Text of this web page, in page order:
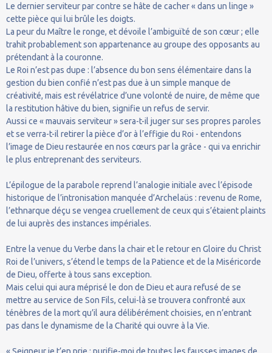
Le dernier serviteur par contre se hâte de cacher « dans un linge »
cette pièce qui lui brûle les doigts.
La peur du Maître le ronge, et dévoile l’ambiguïté de son cœur ; elle
trahit probablement son appartenance au groupe des opposants au
prétendant à la couronne.
Le Roi n’est pas dupe : l’absence du bon sens élémentaire dans la
gestion du bien confié n’est pas due à un simple manque de
créativité, mais est révélatrice d’une volonté de nuire, de même que
la restitution hâtive du bien, signifie un refus de servir.
Aussi ce « mauvais serviteur » sera-t-il juger sur ses propres paroles
et se verra-t-il retirer la pièce d’or à l’effigie du Roi - entendons
l’image de Dieu restaurée en nos cœurs par la grâce - qui va enrichir
le plus entreprenant des serviteurs.
L’épilogue de la parabole reprend l’analogie initiale avec l’épisode
historique de l’intronisation manquée d’Archelaüs : revenu de Rome,
l’ethnarque déçu se vengea cruellement de ceux qui s’étaient plaints
de lui auprès des instances impériales.
Entre la venue du Verbe dans la chair et le retour en Gloire du Christ
Roi de l’univers, s’étend le temps de la Patience et de la Miséricorde
de Dieu, offerte à tous sans exception.
Mais celui qui aura méprisé le don de Dieu et aura refusé de se
mettre au service de Son Fils, celui-là se trouvera confronté aux
ténèbres de la mort qu’il aura délibérément choisies, en n’entrant
pas dans le dynamisme de la Charité qui ouvre à la Vie.
« Seigneur je t’en prie : purifie-moi de toutes les fausses images de